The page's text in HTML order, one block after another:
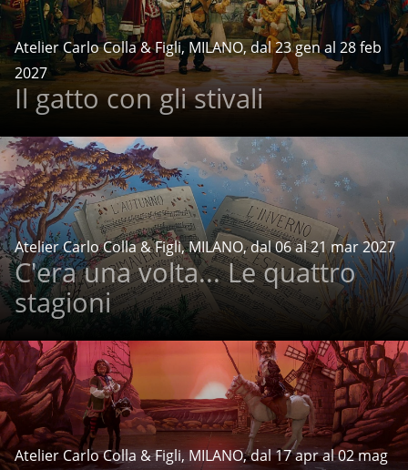
Atelier Carlo Colla & Figli, MILANO, dal 23 gen al 28 feb
2027
Il gatto con gli stivali
Atelier Carlo Colla & Figli, MILANO, dal 06 al 21 mar 2027
C'era una volta... Le quattro
stagioni
Atelier Carlo Colla & Figli, MILANO, dal 17 apr al 02 mag